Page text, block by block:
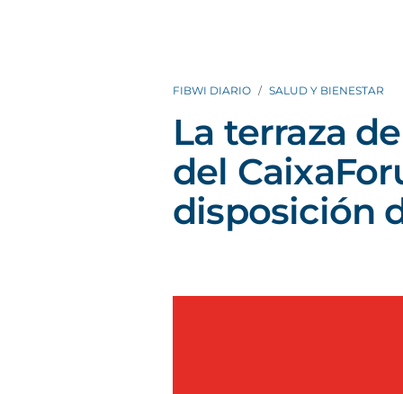
FIBWI DIARIO SALUD Y BIENESTAR
La terraza
del
disposición